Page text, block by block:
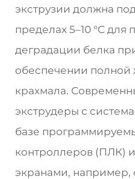
экструзии должна
пределах 5–10 °C
деградации белка
обеспечении полной
крахмала.
экструдеры с
базе
контроллеров (ПЛК)
экранами, например,